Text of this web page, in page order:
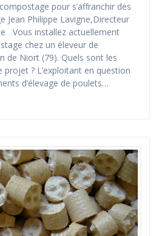
pour s’affranchir des
Jean Philippe Lavigne,Directeur
Vous installez actuellement
chez un éleveur de
de Niort (79). Quels sont les
? L’exploitant en question
d’élevage de poulets…